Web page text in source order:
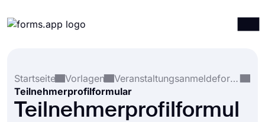
Integrationen
Vorlagen
Startseite
Vorlagen
Veranstaltungsanmeldeformulare
Teilnehmerprofilformular
Teilnehmerprofilformul